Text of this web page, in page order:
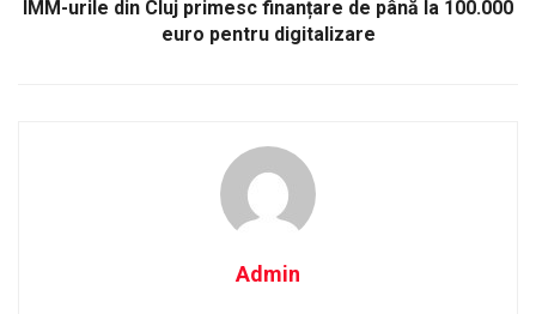
IMM-urile din Cluj primesc finanțare de până la 100.000
euro pentru digitalizare
Admin